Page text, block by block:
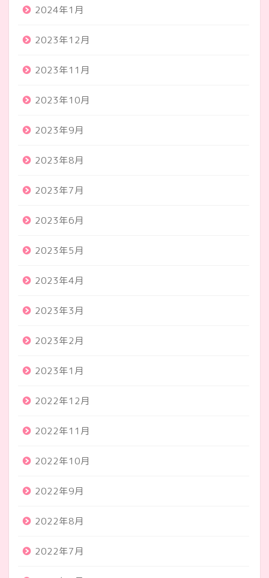
2024年1月
2023年12月
2023年11月
2023年10月
2023年9月
2023年8月
2023年7月
2023年6月
2023年5月
2023年4月
2023年3月
2023年2月
2023年1月
2022年12月
2022年11月
2022年10月
2022年9月
2022年8月
2022年7月